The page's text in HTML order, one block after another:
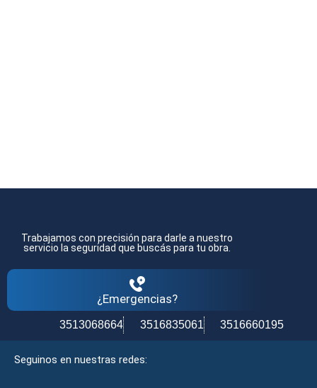
Trabajamos con precisión para darle a nuestro
servicio la seguridad que buscás para tu obra.
¿Emergencias?
3513068664 3516835061 3516660195
Seguinos en nuestras redes: